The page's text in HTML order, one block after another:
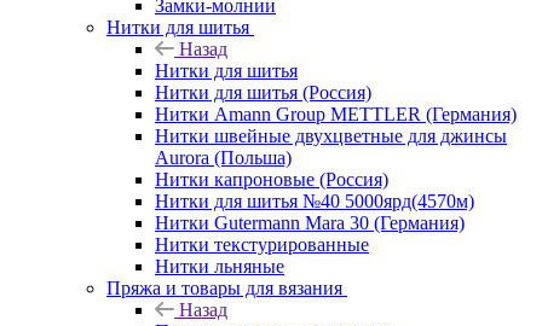
Замки-молнии
Нитки для шитья
Назад
Нитки для шитья
Нитки для шитья (Россия)
Нитки Amann Group METTLER (Германия)
Нитки швейные двухцветные для джинсы
Aurora (Польша)
Нитки капроновые (Россия)
Нитки для шитья №40 5000ярд(4570м)
Нитки Gutermann Mara 30 (Германия)
Нитки текстурированные
Нитки льняные
Пряжа и товары для вязания
Назад